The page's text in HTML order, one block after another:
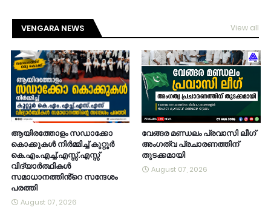
VENGARA NEWS View all
ആയിരത്തോളം സഡാക്കോ
കൊക്കുകൾ നിർമ്മിച്ച് കുറ്റൂർ
കെ.എം.എച്ച്.എസ്സ്.എസ്സ്
വിദ്യാർത്ഥികൾ
സമാധാനത്തിൻ്റെ സന്ദേശം
പരത്തി
August 07, 2026
വേങ്ങര മണ്ഡലം പ്രവാസി ലീഗ്
അംഗത്വ പ്രചാരണത്തിന്
തുടക്കമായി
August 07, 2026